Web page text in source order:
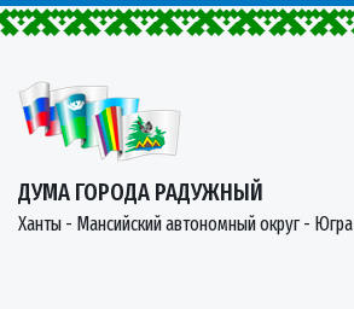
ДУМА ГОРОДА РАДУЖНЫЙ
Ханты - Мансийский автономный округ - Югра